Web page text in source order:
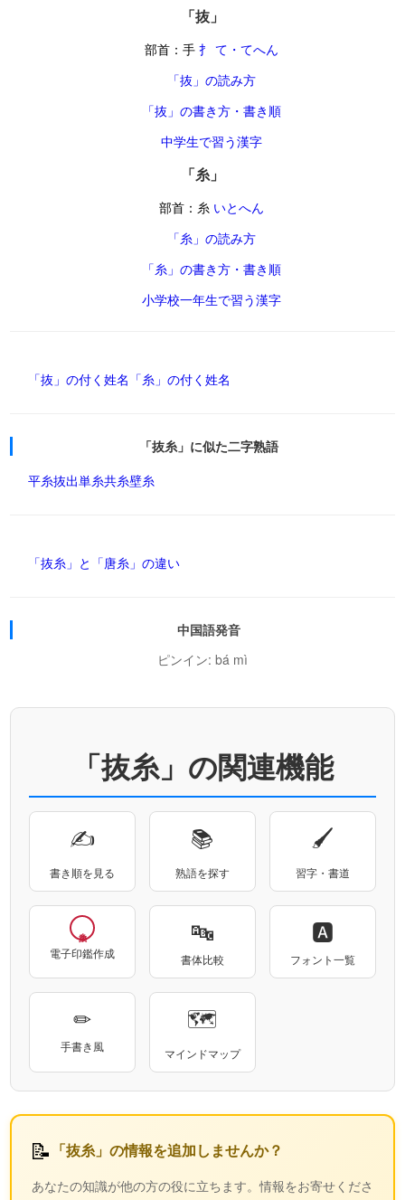
「抜」
部首：手 扌 て・てへん
「抜」の読み方
「抜」の書き方・書き順
中学生で習う漢字
「糸」
部首：糸 いとへん
「糸」の読み方
「糸」の書き方・書き順
小学校一年生で習う漢字
「抜」の付く姓名 「糸」の付く姓名
「抜糸」に似た二字熟語
平糸抜出単糸共糸壁糸
「抜糸」と「唐糸」の違い
中国語発音
ピンイン: bá mì
「抜糸」の関連機能
✍
書き順を見る
📚
熟語を探す
🖌
習字・書道
電子印鑑作成
🔤
書体比較
🅰
フォント一覧
✏
手書き風
🗺
マインドマップ
📝 「抜糸」の情報を追加しませんか？
あなたの知識が他の方の役に立ちます。情報をお寄せくださ